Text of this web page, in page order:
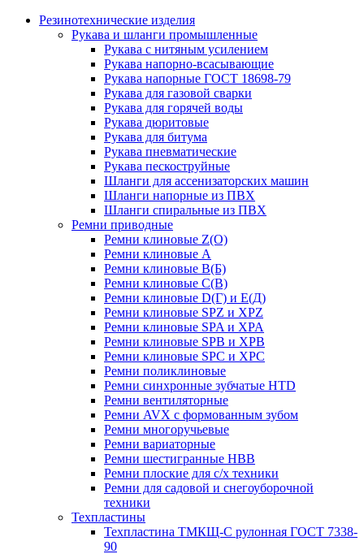
Резинотехнические изделия
Рукава и шланги промышленные
Рукава с нитяным усилением
Рукава напорно-всасывающие
Рукава напорные ГОСТ 18698-79
Рукава для газовой сварки
Рукава для горячей воды
Рукава дюритовые
Рукава для битума
Рукава пневматические
Рукава пескоструйные
Шланги для ассенизаторских машин
Шланги напорные из ПВХ
Шланги спиральные из ПВХ
Ремни приводные
Ремни клиновые Z(О)
Ремни клиновые А
Ремни клиновые В(Б)
Ремни клиновые С(В)
Ремни клиновые D(Г) и Е(Д)
Ремни клиновые SPZ и XPZ
Ремни клиновые SPA и XPA
Ремни клиновые SPB и XPB
Ремни клиновые SPC и XPC
Ремни поликлиновые
Ремни синхронные зубчатые HTD
Ремни вентиляторные
Ремни AVX с формованным зубом
Ремни многоручьевые
Ремни вариаторные
Ремни шестигранные HBB
Ремни плоские для с/х техники
Ремни для садовой и снегоуборочной
техники
Техпластины
Техпластина ТМКЩ-С рулонная ГОСТ 7338-
90